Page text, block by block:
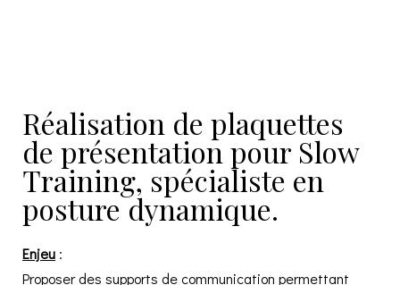
Réalisation de plaquettes
de présentation pour Slow
Training, spécialiste en
posture dynamique.
Enjeu :
Proposer des supports de communication permettant